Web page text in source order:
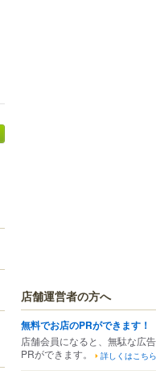
店舗運営者の方へ
無料でお店のPRができます！
店舗会員になると、無駄な広
PRができます。
詳しくはこちら